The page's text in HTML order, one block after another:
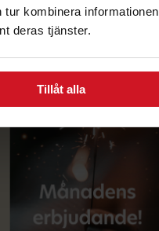
kombinera informationen
deras tjänster.
Tillåt alla